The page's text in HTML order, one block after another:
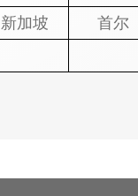
新加坡 首尔